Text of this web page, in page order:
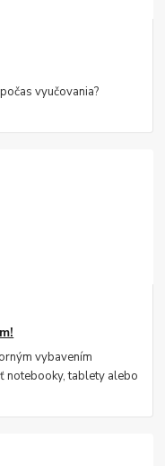
vyučovania?
vybavením
notebooky, tablety alebo